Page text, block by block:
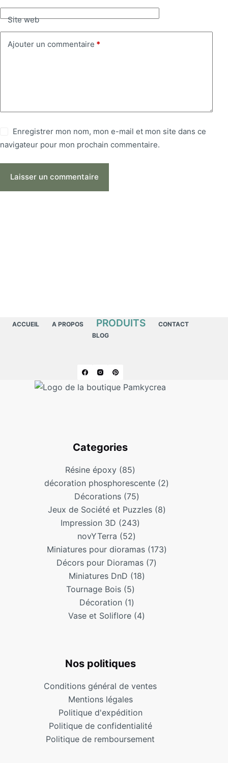
Site web
Ajouter un commentaire *
Enregistrer mon nom, mon e-mail et mon site dans ce
navigateur pour mon prochain commentaire.
Laisser un commentaire
ACCUEIL A PROPOS PRODUITS
CONTACT
BLOG
Categories
Résine époxy 85
décoration phosphorescente 2
Décorations 75
Jeux de Société et Puzzles
8
Impression 3D
243
novYTerra
52
Miniatures pour dioramas
173
Décors pour Dioramas 7
Miniatures DnD
18
Tournage Bois
5
Décoration
1
Vase et Soliflore 4
Nos politiques
Conditions général de ventes
Mentions légales
Politique d'expédition
Politique de confidentialité
Politique de remboursement